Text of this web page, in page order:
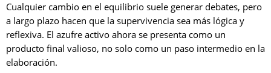
Cualquier cambio en el equilibrio suele generar debates, pero
a largo plazo hacen que la supervivencia sea más lógica y
reflexiva. El azufre activo ahora se presenta como un
producto final valioso, no solo como un paso intermedio en la
elaboración.